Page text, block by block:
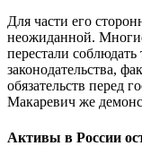
Для части его
неожиданной.
перестали соблюдать
законодательства,
обязательств перед
Макаревич же
Активы в России